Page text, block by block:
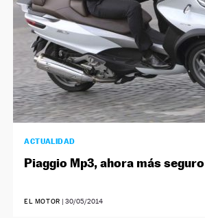
ACTUALIDAD
Piaggio Mp3, ahora más seguro
EL MOTOR | 30/05/2014